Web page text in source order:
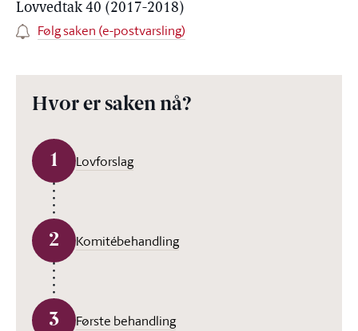
Lovvedtak 40 (2017-2018)
Følg saken (e-postvarsling)
Hvor er saken nå?
1 Lovforslag
2 Komitébehandling
3 Første behandling